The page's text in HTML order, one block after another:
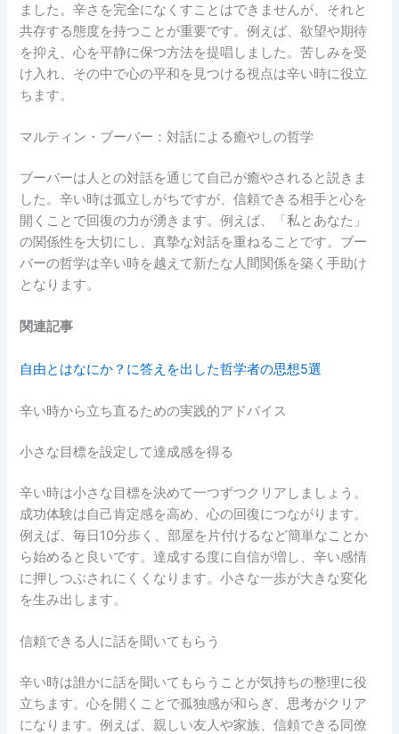
ました。辛さを完全になくすことはできませんが、それと
共存する態度を持つことが重要です。例えば、欲望や期待
を抑え、心を平静に保つ方法を提唱しました。苦しみを受
け入れ、その中で心の平和を見つける視点は辛い時に役立
ちます。
マルティン・ブーバー：対話による癒やしの哲学
ブーバーは人との対話を通じて自己が癒やされると説きま
した。辛い時は孤立しがちですが、信頼できる相手と心を
開くことで回復の力が湧きます。例えば、「私とあなた」
の関係性を大切にし、真摯な対話を重ねることです。ブー
バーの哲学は辛い時を越えて新たな人間関係を築く手助け
となります。
関連記事
自由とはなにか？に答えを出した哲学者の思想5選
辛い時から立ち直るための実践的アドバイス
小さな目標を設定して達成感を得る
辛い時は小さな目標を決めて一つずつクリアしましょう。
成功体験は自己肯定感を高め、心の回復につながります。
例えば、毎日10分歩く、部屋を片付けるなど簡単なことか
ら始めると良いです。達成する度に自信が増し、辛い感情
に押しつぶされにくくなります。小さな一歩が大きな変化
を生み出します。
信頼できる人に話を聞いてもらう
辛い時は誰かに話を聞いてもらうことが気持ちの整理に役
立ちます。心を開くことで孤独感が和らぎ、思考がクリア
になります。例えば、親しい友人や家族、信頼できる同僚